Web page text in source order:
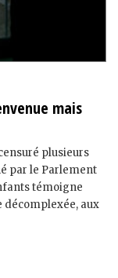
mais
plusieurs
par le Parlement
témoigne
décomplexée, aux